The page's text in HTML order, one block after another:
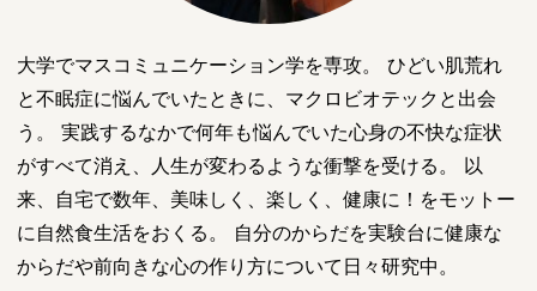
大学でマスコミュニケーション学を専攻。 ひどい肌荒れ
と不眠症に悩んでいたときに、マクロビオテックと出会
う。 実践するなかで何年も悩んでいた心身の不快な症状
がすべて消え、人生が変わるような衝撃を受ける。 以
来、自宅で数年、美味しく、楽しく、健康に！をモットー
に自然食生活をおくる。 自分のからだを実験台に健康な
からだや前向きな心の作り方について日々研究中。